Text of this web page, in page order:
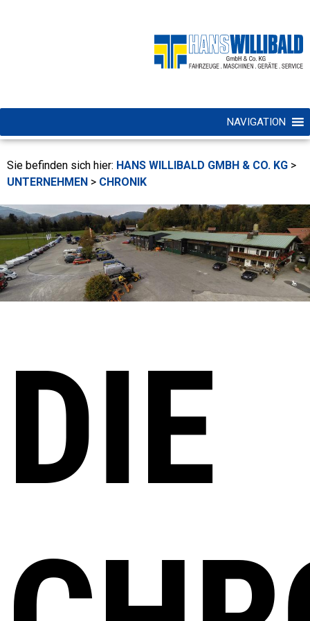
NAVIGATION
Sie befinden sich hier: HANS WILLIBALD GMBH & CO. KG >
UNTERNEHMEN > CHRONIK
DIE